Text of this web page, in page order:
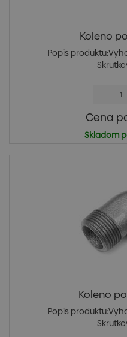
Koleno
Popis
Cena
Skladom
Koleno
Popis